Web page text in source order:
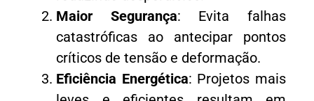
Maior Segurança: Evita falhas
catastróficas ao antecipar pontos
críticos de tensão e deformação.
Eficiência Energética: Projetos mais